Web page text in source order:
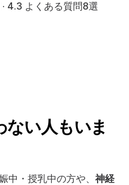
· 4.3 よくある質問8選
い人もいま
中・授乳中の方や、 神経